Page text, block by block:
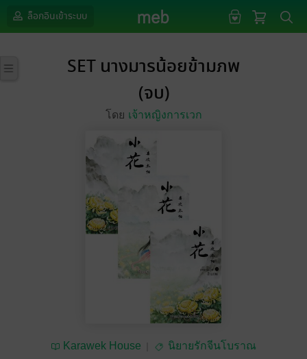
ล็อกอินเข้าระบบ
SET นางมารน้อยข้ามภพ
(จบ)
โดย เจ้าหญิงการเวก
Karawek House นิยายรักจีนโบราณ